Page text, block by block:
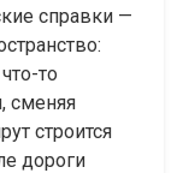
справки —
то
сменяя
строится
дороги